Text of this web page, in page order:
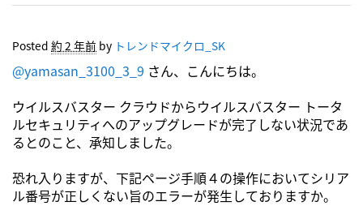
Posted 約 2 年前 by トレンドマイクロ_SK
@yamasan_3100_3_9 さん、こんにちは。
ウイルスバスター クラウドからウイルスバスター トータ
ルセキュリティへのアップグレードが完了しない状況であ
るとのこと、承知しました。
恐れ入りますが、下記ページ手順４の操作においてシリア
ル番号が正しくない旨のエラーが発生しておりますか。